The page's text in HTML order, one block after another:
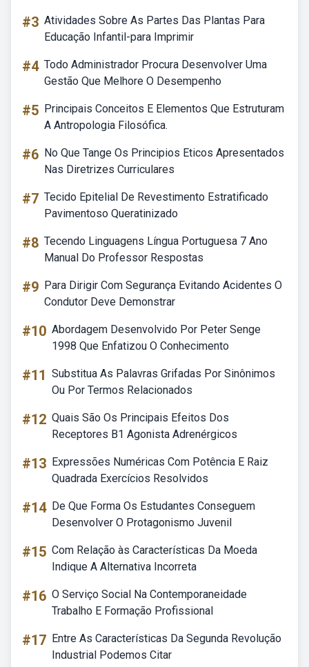
#3 Atividades Sobre As Partes Das Plantas Para
Educação Infantil-para Imprimir
#4 Todo Administrador Procura Desenvolver Uma
Gestão Que Melhore O Desempenho
#5 Principais Conceitos E Elementos Que Estruturam
A Antropologia Filosófica.
#6 No Que Tange Os Principios Eticos Apresentados
Nas Diretrizes Curriculares
#7 Tecido Epitelial De Revestimento Estratificado
Pavimentoso Queratinizado
#8 Tecendo Linguagens Língua Portuguesa 7 Ano
Manual Do Professor Respostas
#9 Para Dirigir Com Segurança Evitando Acidentes O
Condutor Deve Demonstrar
#10 Abordagem Desenvolvido Por Peter Senge
1998 Que Enfatizou O Conhecimento
#11 Substitua As Palavras Grifadas Por Sinônimos
Ou Por Termos Relacionados
#12 Quais São Os Principais Efeitos Dos
Receptores B1 Agonista Adrenérgicos
#13 Expressões Numéricas Com Potência E Raiz
Quadrada Exercícios Resolvidos
#14 De Que Forma Os Estudantes Conseguem
Desenvolver O Protagonismo Juvenil
#15 Com Relação às Características Da Moeda
Indique A Alternativa Incorreta
#16 O Serviço Social Na Contemporaneidade
Trabalho E Formação Profissional
#17 Entre As Características Da Segunda Revolução
Industrial Podemos Citar